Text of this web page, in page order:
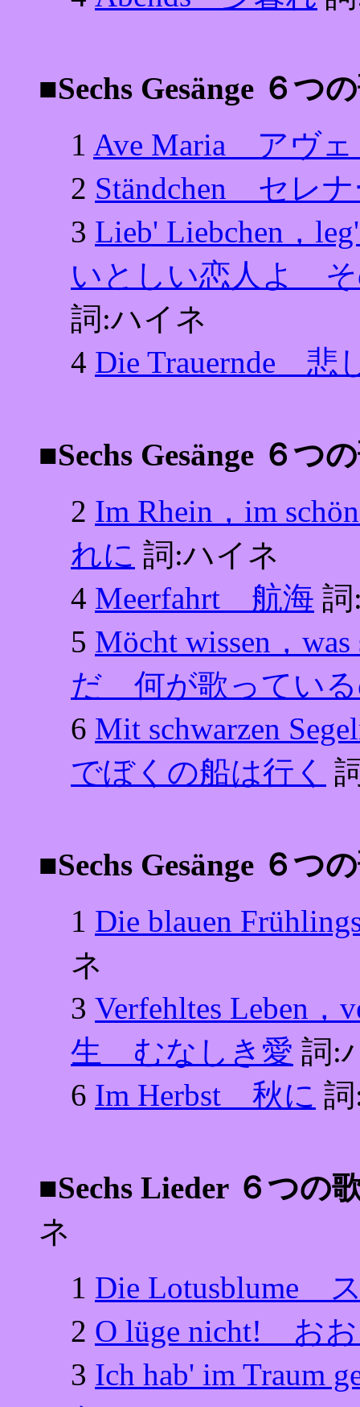
■Sechs Gesänge ６つ
1 Ave Maria アヴェ
2 Ständchen セレ
3 Lieb' Liebchen，
いとしい恋人よ そ
詞:ハイネ
4 Die Trauernde 悲
■Sechs Gesänge ６
2 Im Rhein，im
れに 詞:ハイネ
4 Meerfahrt 航海
5 Möcht wissen，
だ 何が歌ってい
6 Mit schwarzen
でぼくの船は行く
■Sechs Gesänge ６つ
1 Die blauen
ネ
3 Verfehltes Leben
生 むなしき愛 詞:
6 Im Herbst 秋に
■Sechs Lieder ６つの
ネ
1 Die Lotusblume
2 O lüge nicht! お
3 Ich hab' im Traum